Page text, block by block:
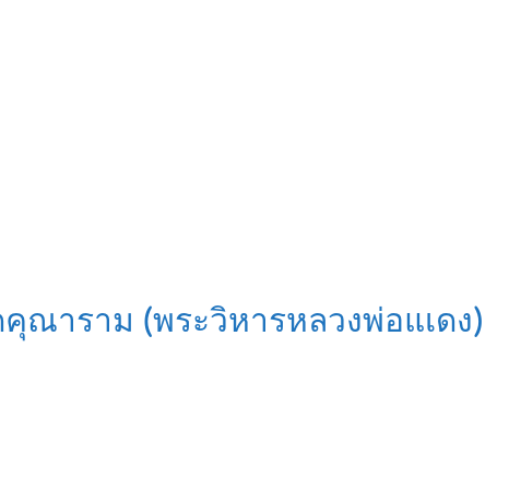
ณาราม (พระวิหารหลวงพ่อแเดง)